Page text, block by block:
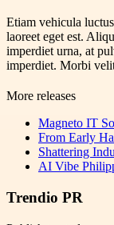
Etiam vehicula
laoreet eget est.
imperdiet urna, at
imperdiet. Morbi
More releases
Magneto IT
From Early
Shattering
AI Vibe
Trendio PR